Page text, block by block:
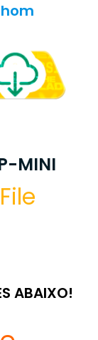
MINI
ABAIXO!